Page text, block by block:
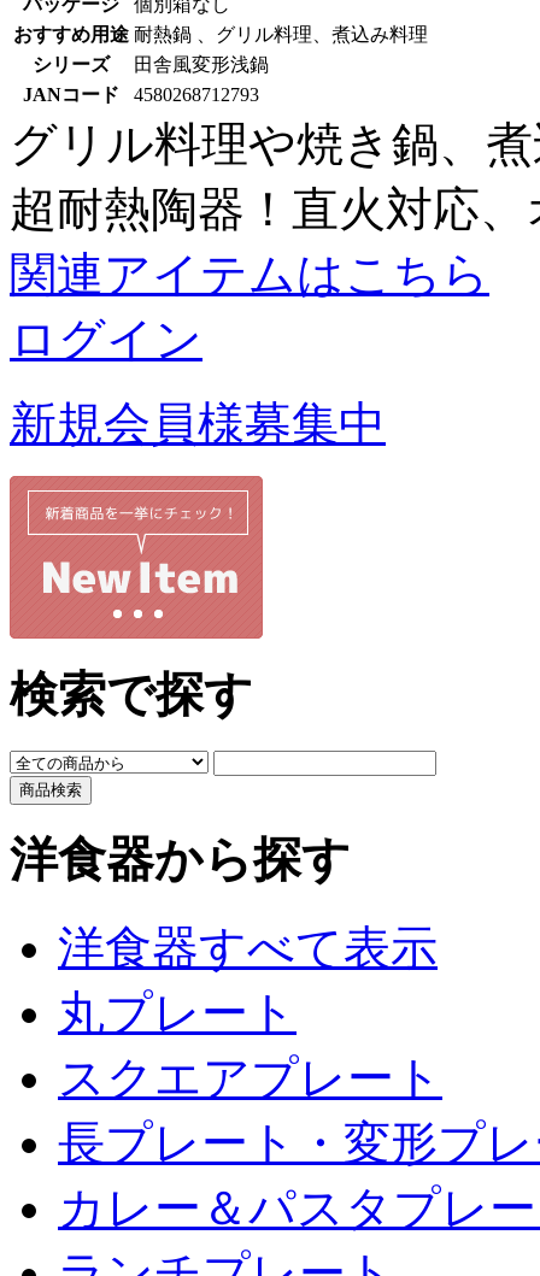
パッケージ
個別箱なし
おすすめ用途 耐熱鍋 、グリル料理、煮込み料理
シリーズ
田舎風変形浅鍋
JANコード
4580268712793
グリル料理や焼き鍋、
超耐熱陶器！直火対応
関連アイテムはこちら
ログイン
新規会員様募集中
検索で探す
洋食器から探す
洋食器すべて表示
丸プレート
スクエアプレート
長プレート・変形プ
カレー＆パスタプレ